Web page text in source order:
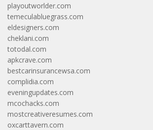
playoutworlder.com
temeculabluegrass.com
eldesigners.com
cheklani.com
totodal.com
apkcrave.com
bestcarinsurancewsa.com
complidia.com
eveningupdates.com
mcochacks.com
mostcreativeresumes.com
oxcarttavern.com